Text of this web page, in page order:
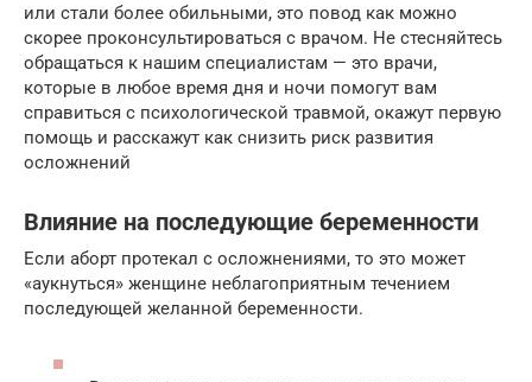
или стали более обильными, это повод как можно
скорее проконсультироваться с врачом. Не стесняйтесь
обращаться к нашим специалистам — это врачи,
которые в любое время дня и ночи помогут вам
справиться с психологической травмой, окажут первую
помощь и расскажут как снизить риск развития
осложнений
Влияние на последующие беременности
Если аборт протекал с осложнениями, то это может
«аукнуться» женщине неблагоприятным течением
последующей желанной беременности.